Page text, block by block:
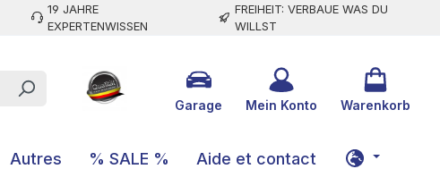
19 JAHRE
EXPERTENWISSEN
FREIHEIT: VERBAUE WAS DU
WILLST
Garage Mein Konto Warenkorb
Autres % SALE % Aide et contact